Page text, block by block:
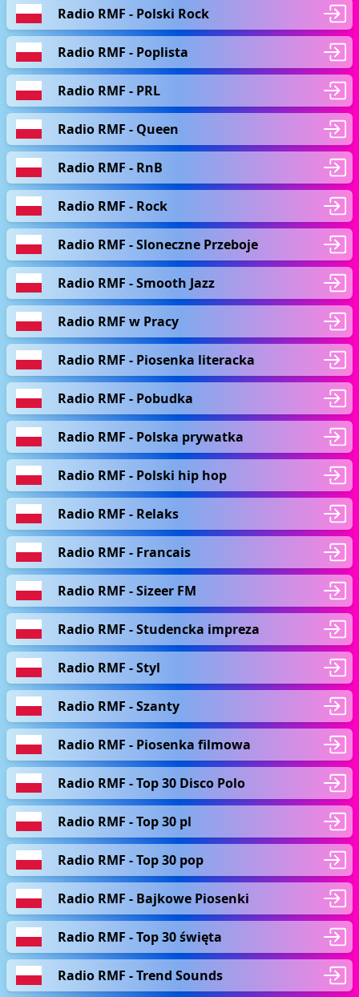
Radio RMF - Polski Rock
Radio RMF - Poplista
Radio RMF - PRL
Radio RMF - Queen
Radio RMF - RnB
Radio RMF - Rock
Radio RMF - Sloneczne Przeboje
Radio RMF - Smooth Jazz
Radio RMF w Pracy
Radio RMF - Piosenka literacka
Radio RMF - Pobudka
Radio RMF - Polska prywatka
Radio RMF - Polski hip hop
Radio RMF - Relaks
Radio RMF - Francais
Radio RMF - Sizeer FM
Radio RMF - Studencka impreza
Radio RMF - Styl
Radio RMF - Szanty
Radio RMF - Piosenka filmowa
Radio RMF - Top 30 Disco Polo
Radio RMF - Top 30 pl
Radio RMF - Top 30 pop
Radio RMF - Bajkowe Piosenki
Radio RMF - Top 30 święta
Radio RMF - Trend Sounds